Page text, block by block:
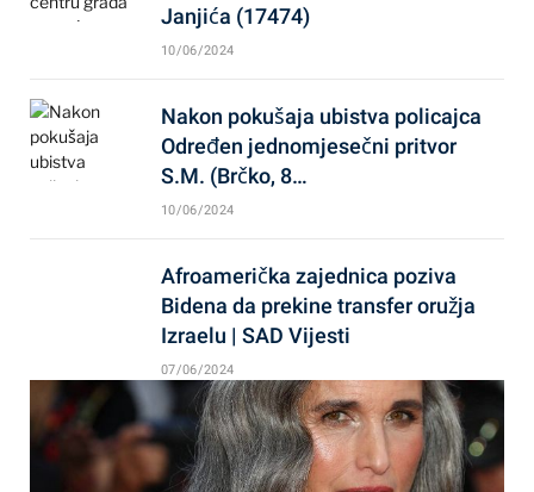
Janjića (17474)
10/06/2024
Nakon pokušaja ubistva policajca
Određen jednomjesečni pritvor
S.M. (Brčko, 8…
10/06/2024
Afroamerička zajednica poziva
Bidena da prekine transfer oružja
Izraelu | SAD Vijesti
07/06/2024